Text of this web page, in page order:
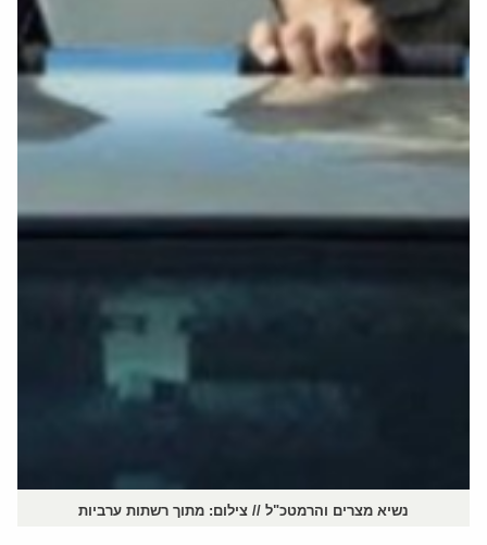
נשיא מצרים והרמטכ"ל // צילום: מתוך רשתות ערביות